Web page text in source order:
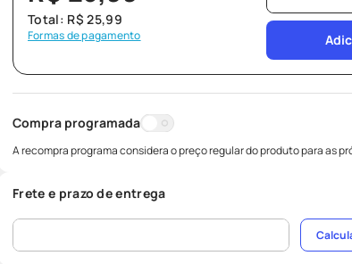
Total: R$ 25,99
Formas de pagamento
Compra programada
A recompra programa considera o preço regular do produto para as
Frete e prazo de entrega